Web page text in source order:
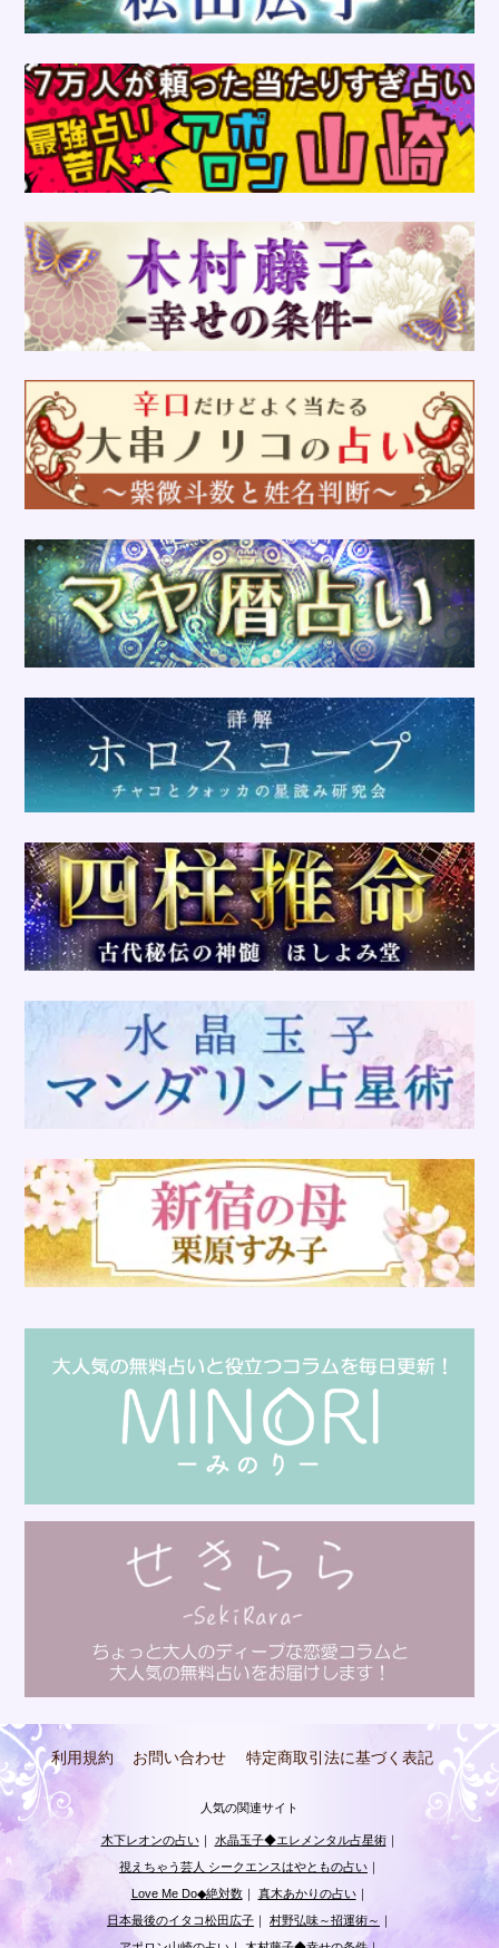
利用規約 お問い合わせ 特定商取引法に基づく表記
人気の関連サイト
木下レオンの占い｜ 水晶玉子◆エレメンタル占星術｜
視えちゃう芸人 シークエンスはやともの占い
Love Me Do◆絶対数｜ 真木あかりの占い｜
日本最後のイタコ松田広子
村野弘味～招運術～